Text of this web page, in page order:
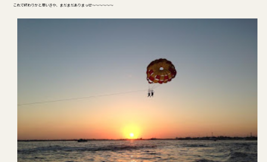
これで終わりかと思いきや、まだまだありまっせ～～～～～～